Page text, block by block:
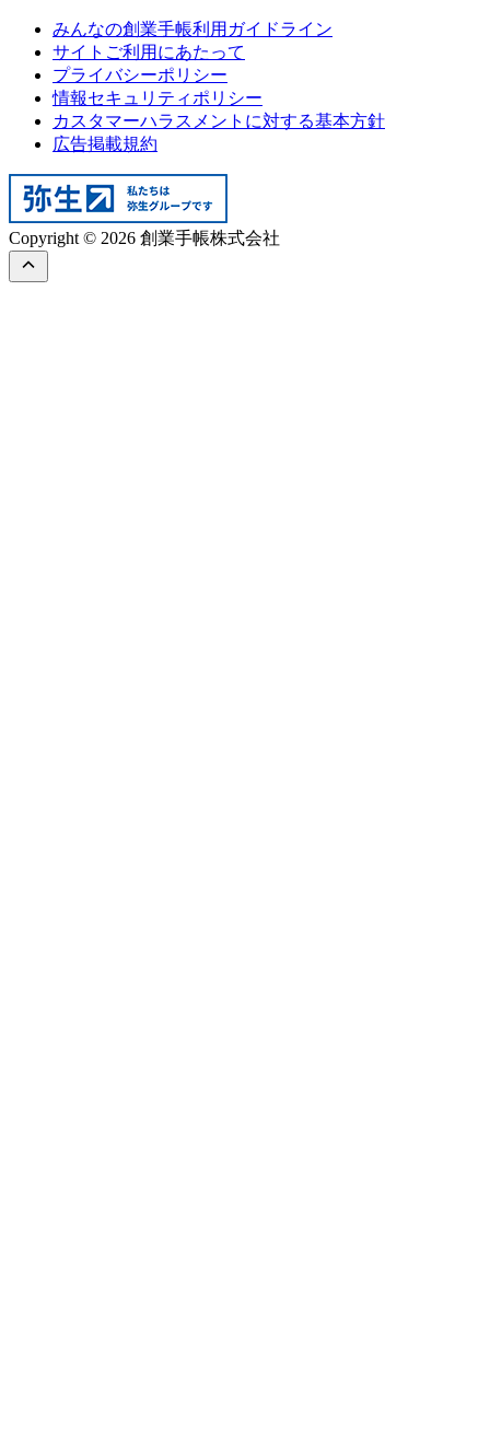
みんなの創業手帳利用ガイドライン
サイトご利用にあたって
プライバシーポリシー
情報セキュリティポリシー
カスタマーハラスメントに対する基本方針
広告掲載規約
Copyright © 2026 創業手帳株式会社